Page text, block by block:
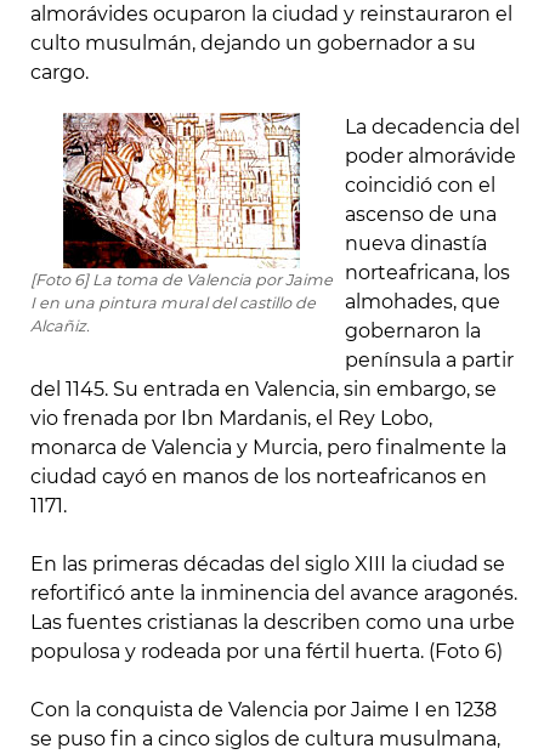
almorávides ocuparon la ciudad y reinstauraron el
culto musulmán, dejando un gobernador a su
cargo.
[Foto 6] La toma de Valencia por Jaime
I en una pintura mural del castillo de
Alcañiz.
La decadencia del
poder almorávide
coincidió con el
ascenso de una
nueva dinastía
norteafricana, los
almohades, que
gobernaron la
península a partir
del 1145. Su entrada en Valencia, sin embargo, se
vio frenada por Ibn Mardanis, el Rey Lobo,
monarca de Valencia y Murcia, pero finalmente la
ciudad cayó en manos de los norteafricanos en
1171.
En las primeras décadas del siglo XIII la ciudad se
refortificó ante la inminencia del avance aragonés.
Las fuentes cristianas la describen como una urbe
populosa y rodeada por una fértil huerta. (Foto 6)
Con la conquista de Valencia por Jaime I en 1238
se puso fin a cinco siglos de cultura musulmana,